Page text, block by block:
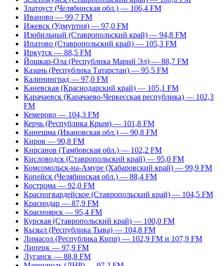
Златоуст (Челябинская обл.) — 106,4 FM
Иваново — 99,7 FM
Ижевск (Удмуртия) — 97,0 FM
Изобильный (Ставропольский край) — 94,8 FM
Ипатово (Ставропольский край) — 105,3 FM
Иркутск — 88,5 FM
Йошкар-Ола (Республика Марий Эл) — 88,7 FM
Казань (Республика Татарстан) — 95,5 FM
Калининград — 97,0 FM
Каневская (Краснодарский край) — 105,1 FM
Карачаевск (Карачаево-Черкесская республика) — 102,3
FM
Кемерово — 104,3 FM
Керчь (Республика Крым) — 101,8 FM
Кинешма (Ивановская обл.) — 90,8 FM
Киров — 90,8 FM
Кирсанов (Тамбовская обл.) — 102,2 FM
Кисловодск (Ставропольский край) — 95,0 FM
Комсомольск-на-Амуре (Хабаровский край) — 99,9 FM
Копейск (Челябинская обл.) — 88,4 FM
Кострома — 92,0 FM
Красногвардейское (Ставропольский край) — 104,5 FM
Краснодар — 87,9 FM
Красноярск — 95,4 FM
Курская (Ставропольский край) — 100,0 FM
Кызыл (Республика Тыва) — 104,8 FM
Лимасол (Республика Кипр) — 102,9 FM и 107,9 FM
Липецк — 97,9 FM
Луганск — 88,8 FM